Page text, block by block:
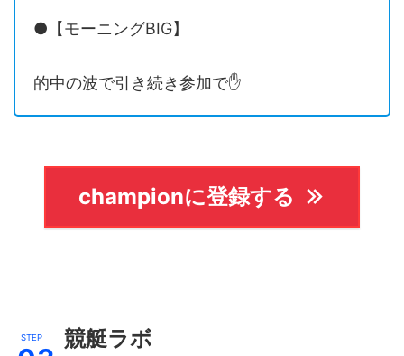
●【モーニングBIG】
的中の波で引き続き参加で✋
championに登録する
競艇ラボ